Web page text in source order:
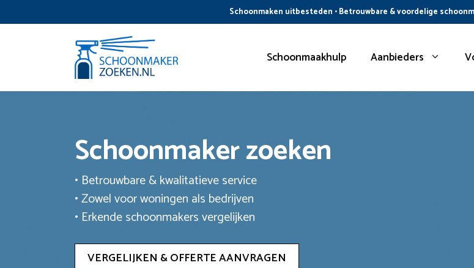
naar
Schoonmaken uitbesteden • Betrouwbare & voordelige
Schoonmaakhulp Aanbieders
Schoonmaker zoeken
• Betrouwbare & kwalitatieve service
• Zowel voor woningen als bedrijven
• Erkende schoonmakers vergelijken
VERGELIJKEN & OFFERTE AANVRAGEN